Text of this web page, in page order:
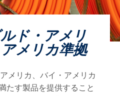
ド・アメリ
メリカ準拠
メリカ、バイ・アメリカ
たす製品を提供すること